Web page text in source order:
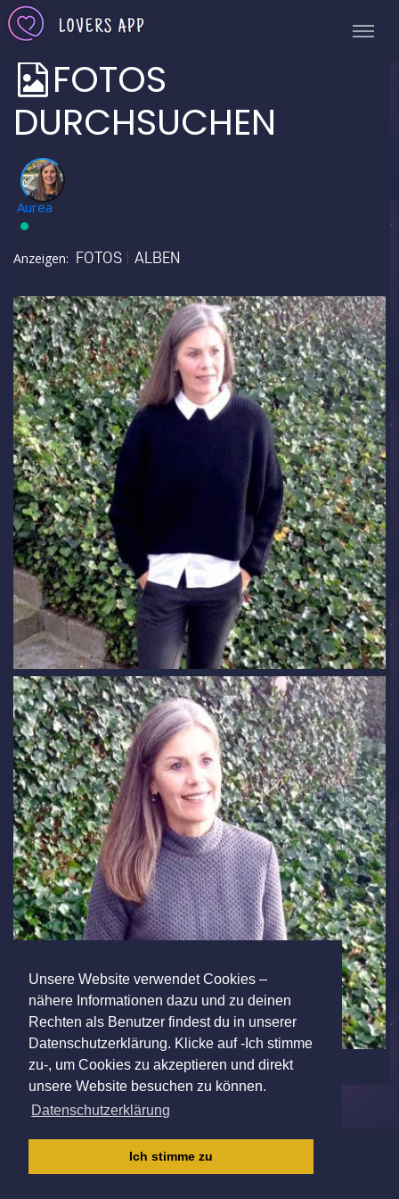
Unsere Website verwendet Cookies –
nähere Informationen dazu und zu deinen
Rechten als Benutzer findest du in unserer
Datenschutzerklärung. Klicke auf -Ich stimme
zu-, um Cookies zu akzeptieren und direkt
unsere Website besuchen zu können.
Datenschutzerklärung
Ich stimme zu
FOTOS
DURCHSUCHEN
✅
Aurea
Anzeigen: FOTOS ALBEN
|AGB|DATENSCHUTZ
KINDERSCHUTZRICHTLINIE